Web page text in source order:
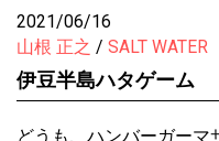
2021/06/16
山根 正之
SALT WATER
伊豆半島ハタゲーム
どうも、ハンバーガーマ